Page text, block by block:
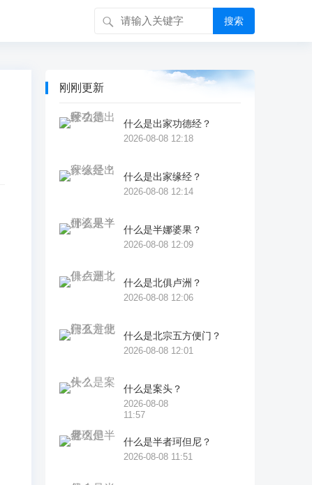
搜索
刚刚更新
什么是出家功德经？
2026-08-08 12:18
什么是出家缘经？
2026-08-08 12:14
什么是半娜婆果？
2026-08-08 12:09
什么是北俱卢洲？
2026-08-08 12:06
什么是北宗五方便门？
2026-08-08 12:01
什么是案头？
2026-08-08
11:57
什么是半者珂但尼？
2026-08-08 11:51